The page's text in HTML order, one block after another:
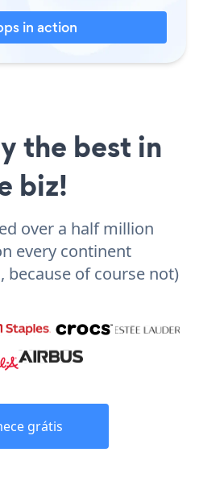
in action
the best in
biz!
over a half million
every continent
because of course not)
grátis